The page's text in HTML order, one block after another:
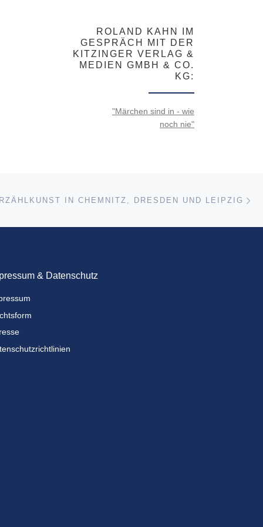
ROLAND KAHN IM
GESPRÄCH MIT DER
KITZINGER VERLAG &
MEDIEN GMBH & CO.
KG:
"Märchen sind in - wie
noch nie"
IN CHEMNITZ, DRESDEN UND LEIPZIG
& Datenschutz